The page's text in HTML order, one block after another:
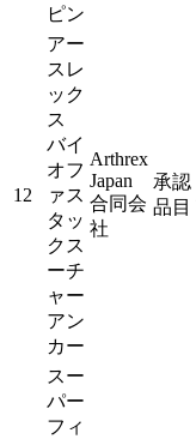
ピン
12
アー
スレ
ック
ス
バイ
オフ
ァス
タッ
クス
ーチ
ャー
アン
カー
Arthrex
Japan
合同会
社
承認
品目
スー
パー
フィ